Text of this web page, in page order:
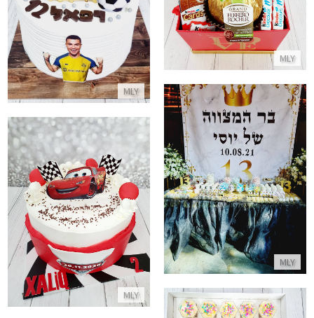
MLY
MLY
התקשר/י
MLY
בר מתוק מעוצב לבר מצווה
התקשר/י
MLY
ספידי עוגת מכוניות
התקשר/י